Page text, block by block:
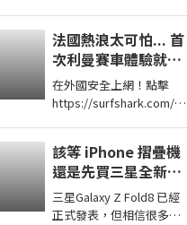
法國熱浪太可怕... 首
次利曼賽車體驗就碰
到撞車！
在外國安全上網！點擊
https://surfshark.com/a
個月Surfshark 服務！
該等 iPhone 摺疊機
還是先買三星全新
Galaxy Z Fold8從價
格到 Z Fold8 開箱上
三星Galaxy Z Fold8 已經
正式發表，但相信很多果